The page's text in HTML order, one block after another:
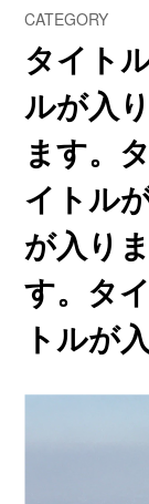
CATEGORY
タイト
ルが入
ます。
イトル
が入り
す。タ
トルが